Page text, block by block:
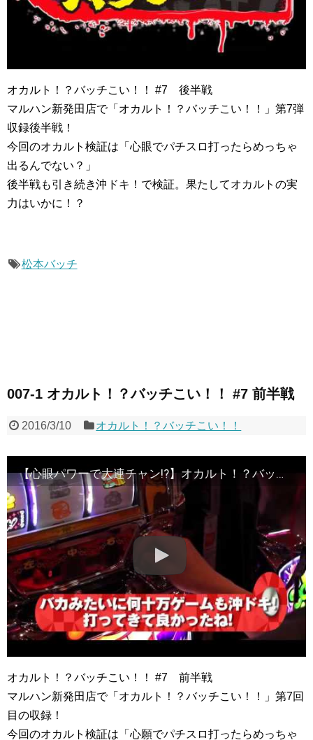
オカルト！？バッチこい！！ #7 後半戦
マルハン新発田店で「オカルト！？バッチこい！！」第7弾
収録後半戦！
今回のオカルト検証は「心眼でパチスロ打ったらめっちゃ
出るんでない？」
後半戦も引き続き沖ドキ！で検証。果たしてオカルトの実
力はいかに！？
松本バッチ
007-1 オカルト！？バッチこい！！ #7 前半戦
2016/3/10 オカルト！？バッチこい！！
【心眼パワーで大連チャン!?】オカルト！？バッチこい！！第7回 前半戦《松本バッチ×鬼Dイッチー》［パチスロ・スロット］
オカルト！？バッチこい！！ #7 前半戦
マルハン新発田店で「オカルト！？バッチこい！！」第7回
目の収録！
今回のオカルト検証は「心願でパチスロ打ったらめっちゃ